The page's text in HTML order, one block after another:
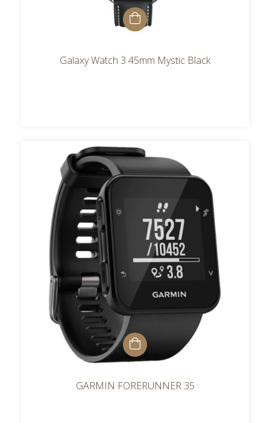
Galaxy Watch 3 45mm Mystic Black
GARMIN FORERUNNER 35